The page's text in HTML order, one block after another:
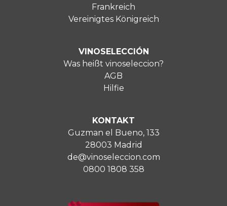
Frankreich
Vereinigtes Königreich
VINOSELECCIÓN
Was heißt vinoseleccion?
AGB
Hilfie
KONTAKT
Guzman el Bueno, 133
28003 Madrid
de@vinoseleccion.com
0800 1808 358